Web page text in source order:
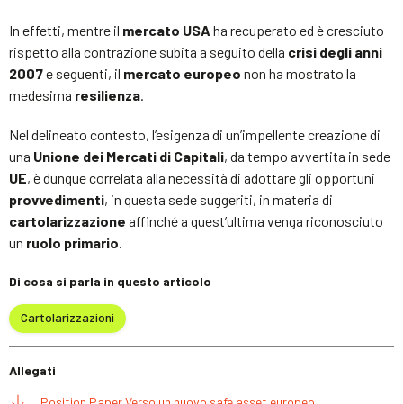
In effetti, mentre il mercato USA ha recuperato ed è cresciuto
rispetto alla contrazione subita a seguito della crisi degli anni
2007e seguenti, il mercato europeo non ha mostrato la
medesima resilienza.
Nel delineato contesto, l’esigenza di un’impellente creazione di
una Unione dei Mercati di Capitali, da tempo avvertita in sede
UE, è dunque correlata alla necessità di adottare gli opportuni
provvedimenti, in questa sede suggeriti, in materia di
cartolarizzazione affinché a quest’ultima venga riconosciuto
un ruolo primario.
Di cosa si parla in questo articolo
Cartolarizzazioni
Allegati